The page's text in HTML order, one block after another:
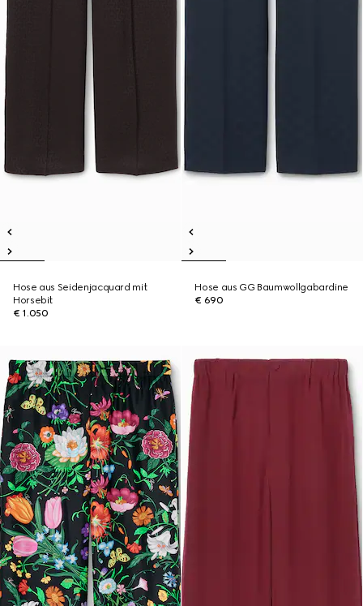
Hose aus Seidenjacquard mit
Horsebit
€ 1.050
Hose aus GG Baumwollgabardine
€ 690